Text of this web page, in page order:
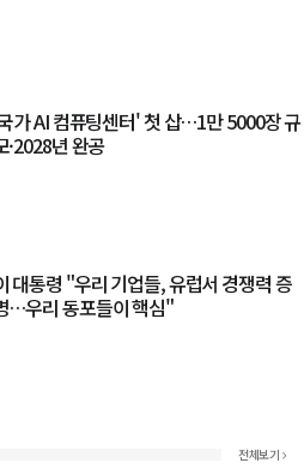
가 AI 컴퓨팅센터' 첫 삽…1만 5000장 규
·2028년 완공
대통령 "우리 기업들, 유럽서 경쟁력 증
…우리 동포들이 핵심"
전체보기